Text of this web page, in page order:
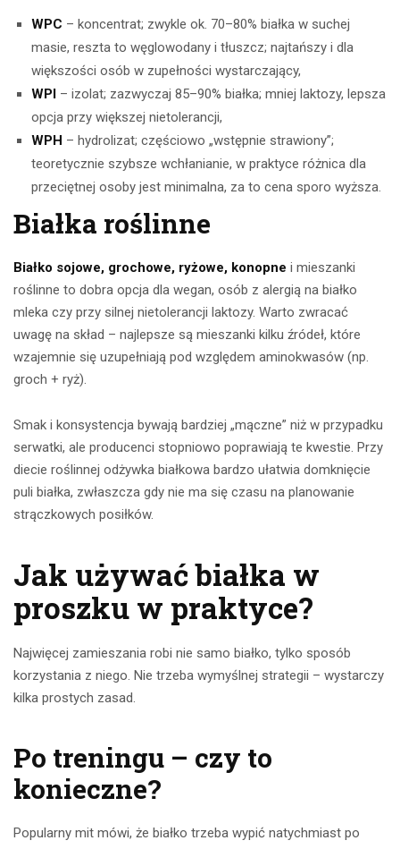
WPC – koncentrat; zwykle ok. 70–80% białka w suchej
masie, reszta to węglowodany i tłuszcz; najtańszy i dla
większości osób w zupełności wystarczający,
WPI – izolat; zazwyczaj 85–90% białka; mniej laktozy, lepsza
opcja przy większej nietolerancji,
WPH – hydrolizat; częściowo „wstępnie strawiony”;
teoretycznie szybsze wchłanianie, w praktyce różnica dla
przeciętnej osoby jest minimalna, za to cena sporo wyższa.
Białka roślinne
Białko sojowe, grochowe, ryżowe, konopne i mieszanki
roślinne to dobra opcja dla wegan, osób z alergią na białko
mleka czy przy silnej nietolerancji laktozy. Warto zwracać
uwagę na skład – najlepsze są mieszanki kilku źródeł, które
wzajemnie się uzupełniają pod względem aminokwasów (np.
groch + ryż).
Smak i konsystencja bywają bardziej „mączne” niż w przypadku
serwatki, ale producenci stopniowo poprawiają te kwestie. Przy
diecie roślinnej odżywka białkowa bardzo ułatwia domknięcie
puli białka, zwłaszcza gdy nie ma się czasu na planowanie
strączkowych posiłków.
Jak używać białka w
proszku w praktyce?
Najwięcej zamieszania robi nie samo białko, tylko sposób
korzystania z niego. Nie trzeba wymyślnej strategii – wystarczy
kilka prostych zasad.
Po treningu – czy to
konieczne?
Popularny mit mówi, że białko trzeba wypić natychmiast po